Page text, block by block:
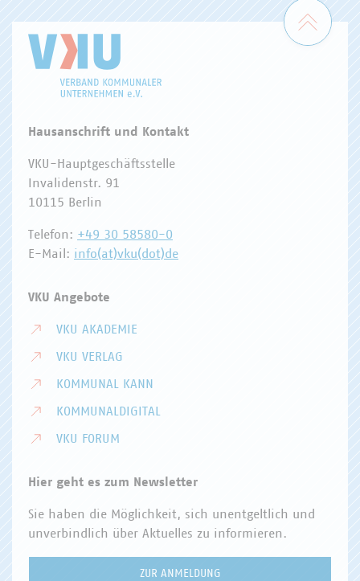
Zum
Hausanschrift und Kontakt
VKU-Hauptgeschäftsstelle
Invalidenstr. 91
10115 Berlin
Telefon: +49 30 58580-0
E-Mail: info(at)vku(dot)de
VKU Angebote
VKU AKADEMIE
VKU VERLAG
KOMMUNAL KANN
KOMMUNALDIGITAL
VKU FORUM
Hier geht es zum Newsletter
Sie haben die Möglichkeit, sich unentgeltlich und
unverbindlich über Aktuelles zu informieren.
ZUR ANMELDUNG